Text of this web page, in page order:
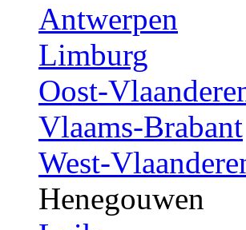
Antwerpen
Limburg
Oost-
Vlaams-Brabant
West-
Henegouwen